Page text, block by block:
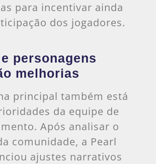
para incentivar ainda
dos jogadores.
personagens
melhorias
principal também está
da equipe de
Após analisar o
comunidade, a Pearl
ajustes narrativos